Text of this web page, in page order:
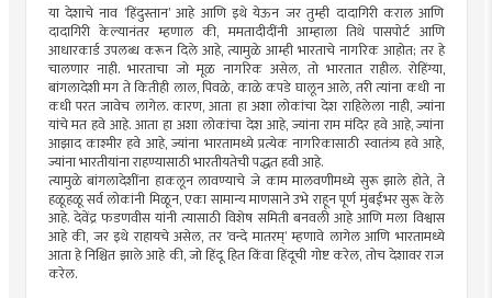
या देशाचे नाव ‘हिंदुस्तान’ आहे आणि इथे येऊन जर तुम्ही दादागिरी कराल आणि
दादागिरी केल्यानंतर म्हणाल की, ममतादीदींनी आम्हाला तिथे पासपोर्ट आणि
आधारकार्ड उपलब्ध करून दिले आहे, त्यामुळे आम्ही भारताचे नागरिक आहोत; तर हे
चालणार नाही. भारताचा जो मूळ नागरिक असेल, तो भारतात राहील. रोहिंग्या,
बांगलादेशी मग ते कितीही लाल, पिवळे, काळे कपडे घालून आले, तरी त्यांना कधी ना
कधी परत जावेच लागेल. कारण, आता हा अशा लोकांचा देश राहिलेला नाही, ज्यांना
यांचे मत हवे आहे. आता हा अशा लोकांचा देश आहे, ज्यांना राम मंदिर हवे आहे, ज्यांना
आझाद काश्मीर हवे आहे, ज्यांना भारतामध्ये प्रत्येक नागरिकासाठी स्वातंत्र्य हवे आहे,
ज्यांना भारतीयांना राहण्यासाठी भारतीयतेची पद्धत हवी आहे.
त्यामुळे बांगलादेशींना हाकलून लावण्याचे जे काम मालवणीमध्ये सुरू झाले होते, ते
हळूहळू सर्व लोकांनी मिळून, एका सामान्य माणसाने उभे राहून पूर्ण मुंबईभर सुरू केले
आहे. देवेंद्र फडणवीस यांनी त्यासाठी विशेष समिती बनवली आहे आणि मला विश्वास
आहे की, जर इथे राहायचे असेल, तर ‘वन्दे मातरम्’ म्हणावे लागेल आणि भारतामध्ये
आता हे निश्चित झाले आहे की, जो हिंदू हित किंवा हिंदूची गोष्ट करेल, तोच देशावर राज
करेल.